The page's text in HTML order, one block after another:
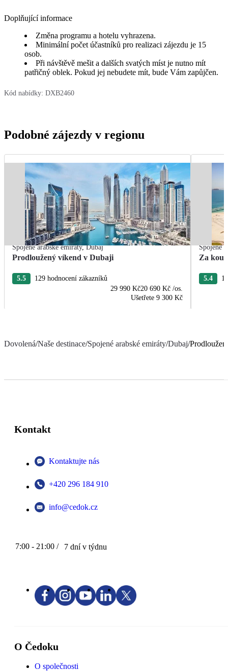
Doplňující informace
Změna programu a hotelu vyhrazena.
Minimální počet účastníků pro realizaci zájezdu je 15
osob.
Při návštěvě mešit a dalších svatých míst je nutno mít
patřičný oblek. Pokud jej nebudete mít, bude Vám zapůjčen.
Kód nabídky: DXB2460
Podobné zájezdy v regionu
Spojené arabské emiráty,Dubaj
Prodloužený víkend v Dubaji
5.5
129 hodnocení zákazníků
29 990 Kč20 690 Kč /os.
Ušetřete 9 300 Kč
Spojené
Za
5.4
Dovolená/Naše destinace/Spojené arabské emiráty/Dubaj/
Kontakt
Kontaktujte nás
+420 296 184 910
info@cedok.cz
7:00 - 21:00 / 7 dní v týdnu
O Čedoku
O společnosti